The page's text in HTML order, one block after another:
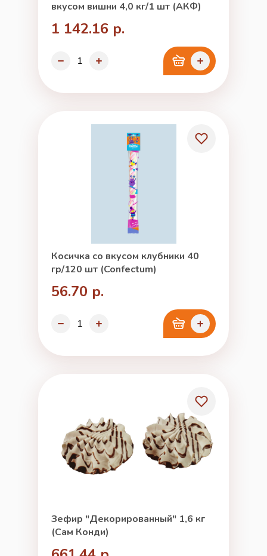
вкусом вишни 4,0 кг/1 шт (АКФ)
1 142.16 р.
Косичка со вкусом клубники 40
гр/120 шт (Confectum)
56.70 р.
Зефир "Декорированный" 1,6 кг
(Сам Конди)